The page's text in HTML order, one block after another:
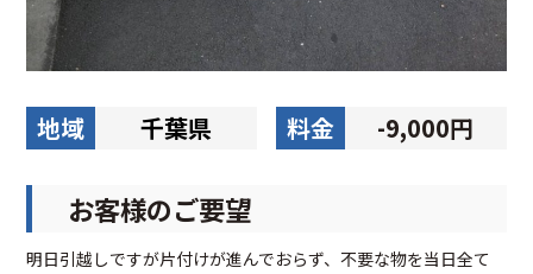
地域 千葉県 料金 -9,000円
お客様のご要望
明日引越しですが片付けが進んでおらず、不要な物を当日全て